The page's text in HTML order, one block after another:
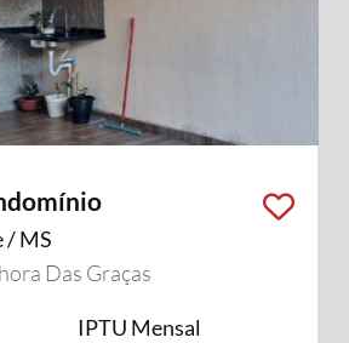
/ MS
Das Graças
IPTU Mensal